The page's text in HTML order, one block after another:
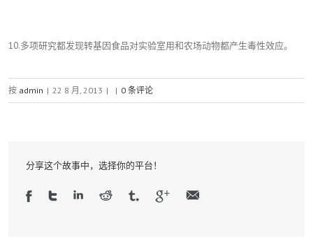
10.多项研究都发现转基因食品对实验室用和农场动物都产生毒性效应。
按 admin | 22 8 月, 2013 | | 0 条评论
分享这个故事中，选择你的平台！